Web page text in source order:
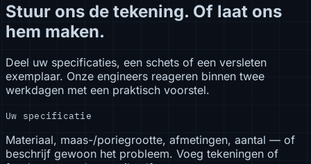
Stuur ons de tekening. Of laat ons
hem maken.
Deel uw specificaties, een schets of een versleten
exemplaar. Onze engineers reageren binnen twee
werkdagen met een praktisch voorstel.
Uw specificatie
Materiaal, maas-/poriegrootte, afmetingen, aantal — of
beschrijf gewoon het probleem. Voeg tekeningen of